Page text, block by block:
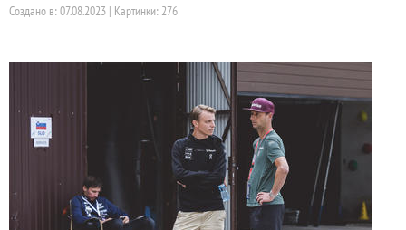
Создано в: 07.08.2023 | Картинки: 276